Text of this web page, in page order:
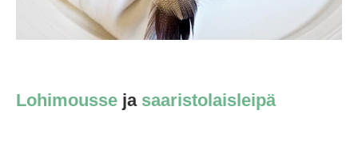
Lohimousse ja saaristolaisleipä